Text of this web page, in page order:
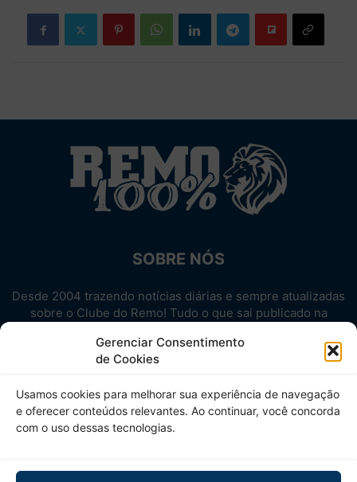
Gerenciar Consentimento
de Cookies
Usamos cookies para melhorar sua experiência de navegação
e oferecer conteúdos relevantes. Ao continuar, você concorda
com o uso dessas tecnologias.
SOBRE NÓS
Desde 2004 trazendo notícias diárias e sempre atualizadas
sobre o Clube do Remo! Tudo o que sai publicado na
Aproveite! Site não-oficial.
SIGA-NOS